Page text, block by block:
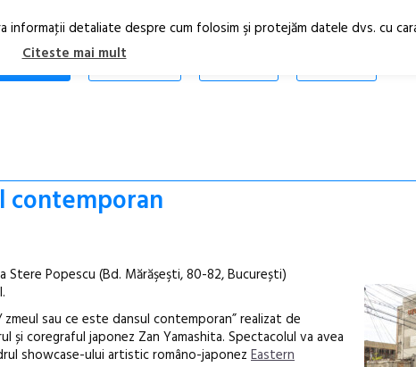
STIRI
contemporan
Stere Popescu (Bd. Mărăşeşti, 80-82, București)
sau ce este dansul contemporan” realizat de
coregraful japonez Zan Yamashita. Spectacolul va avea
showcase-ului artistic româno-japonez Eastern
detaliate despre cum folosim şi protejăm datele dvs. cu
Citeste mai mult